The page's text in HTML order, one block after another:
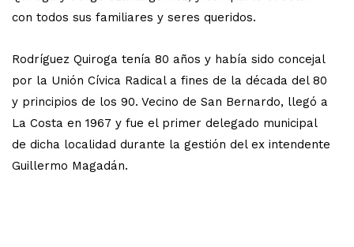
con todos sus familiares y seres queridos.
Rodríguez Quiroga tenía 80 años y había sido concejal
por la Unión Cívica Radical a fines de la década del 80
y principios de los 90. Vecino de San Bernardo, llegó a
La Costa en 1967 y fue el primer delegado municipal
de dicha localidad durante la gestión del ex intendente
Guillermo Magadán.